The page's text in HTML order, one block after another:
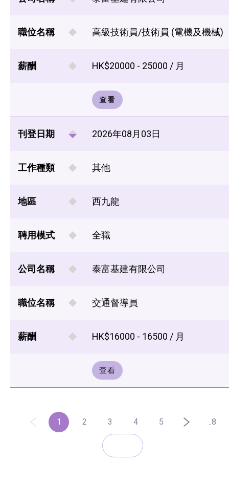
職位名稱 高級技術員/技術員 (電機及機械)
薪酬 HK$20000 - 25000 / 月
查看
刊登日期 2026年08月03日
工作種類 其他
地區 西九龍
聘用模式 全職
公司名稱 泰富基建有限公司
職位名稱 交通督導員
薪酬 HK$16000 - 16500 / 月
查看
1 2 3 4 5 ..8